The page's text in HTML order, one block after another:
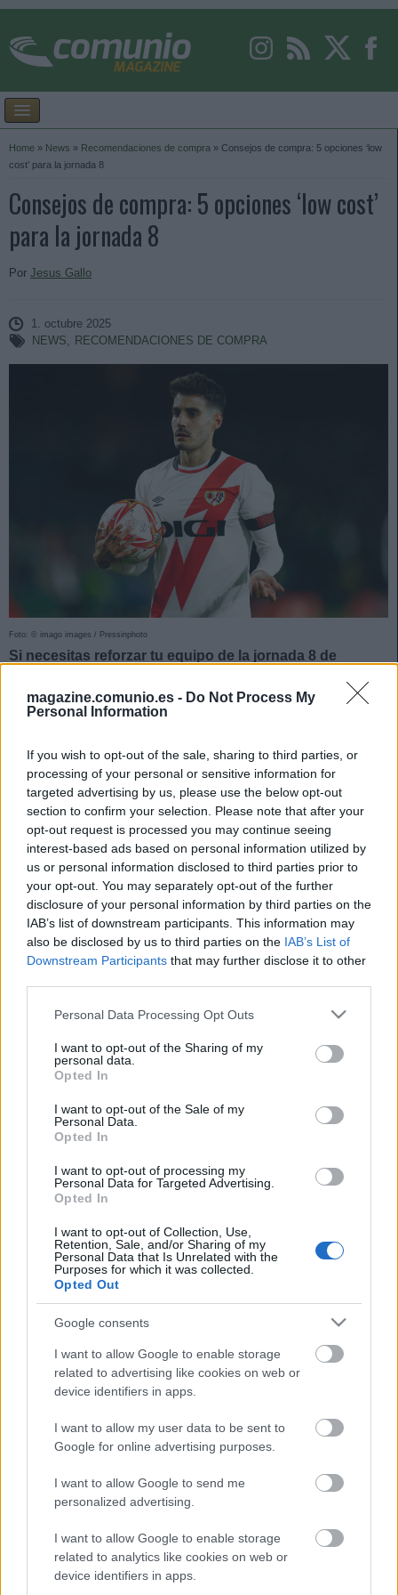
magazine.comunio.es - Do Not Process My
Personal Information
If you wish to opt-out of the sale, sharing to third parties, or
processing of your personal or sensitive information for
targeted advertising by us, please use the below opt-out
section to confirm your selection. Please note that after your
opt-out request is processed you may continue seeing
interest-based ads based on personal information utilized by
us or personal information disclosed to third parties prior to
your opt-out. You may separately opt-out of the further
disclosure of your personal information by third parties on the
IAB’s list of downstream participants. This information may
also be disclosed by us to third parties on the IAB’s List of
Downstream Participants that may further disclose it to other
Please note that this website/app uses one or more Google
not limited to your visit or usage behaviour. You may click to
grant or deny consent to Google and its third-party tags to
use your data for below specified purposes in below Google
consent section.
Personal Data Processing Opt Outs
I want to opt-out of the Sharing of my
personal data.
Opted In
I want to opt-out of the Sale of my
Personal Data.
Opted In
I want to opt-out of processing my
Personal Data for Targeted Advertising.
Opted In
I want to opt-out of Collection, Use,
Retention, Sale, and/or Sharing of my
Personal Data that Is Unrelated with the
Purposes for which it was collected.
Opted Out
Google consents
I want to allow Google to enable storage
related to advertising like cookies on web or
device identifiers in apps.
I want to allow my user data to be sent to
Google for online advertising purposes.
I want to allow Google to send me
personalized advertising.
I want to allow Google to enable storage
related to analytics like cookies on web or
device identifiers in apps.
Home » News » Recomendaciones de compra » Consejos de compra: 5 opciones ‘low
cost’ para la jornada 8
Consejos de compra: 5 opciones ‘low cost’
para la jornada 8
Por Jesus Gallo
1. octubre 2025
NEWS, RECOMENDACIONES DE COMPRA
Foto: © imago images / Pressinphoto
Si necesitas reforzar tu equipo de la jornada 8 de
opciones ‘low cost’ por menos de 1 millón de euros.
El futbolista ovetense está supliendo a la perfección al
lesionado Nacho Vidal en el lateral derecho carbayón. En la
jornada 7 fue decisivo en la victoria de su equipo en
Valencia, dando la asistencia en el segundo tanto a Rondón
y logrando 7 puntos Comunio. Si necesitas un defensa
barato para completar tu equipo de la jornada 8, puede ser
una buena apuesta por sus 550.000 euros de valor de
mercado.
Jon Pacheco (Alavés, defensa, 720.000)
puerta de la titularidad al central vasco, quien lleva dos
jornadas consecutivas jugando de inicio en el Deportivo
Alavés. En ellas, Pacheco ha logrado 11 puntos Comunio y
720.000 euros.
Coba Gomes (Getafe, centrocampista, 500.000)
El extremo fue uno de los jugadores más destacados del
salió desde el banquillo. Su buen rendimiento en ese
partido podría verse recompensado con una titularidad ante
Osasuna en la jornada 8 y su precio actual en Comunio es
500.000 euros.
septiembre
Dos jugadores del Levante y tres
mejores del mes de septiembre en
Comunio.
Óscar Valentín (Rayo, centrocampista, 850.000)